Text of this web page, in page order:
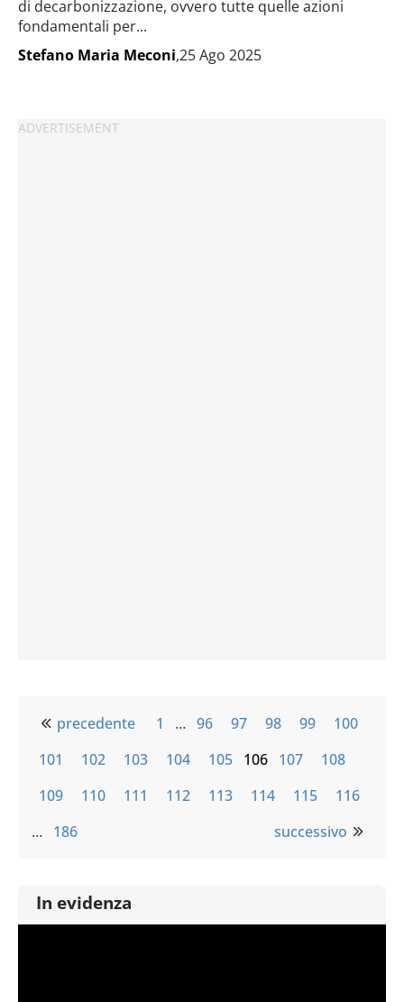
di decarbonizzazione, ovvero tutte quelle azioni
fondamentali per...
Stefano Maria Meconi,25 Ago 2025
precedente 1 … 96 97 98 99
100
101
102 103 104 105 106 107
108
109
110 111 112 113 114 115
116
… 186 successivo
In evidenza